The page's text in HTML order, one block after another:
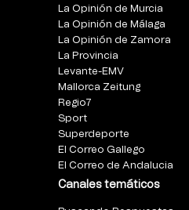
La Opinión de Murcia
La Opinión de Málaga
La Opinión de Zamora
La Provincia
Levante-EMV
Mallorca Zeitung
Regio7
Sport
Superdeporte
El Correo Gallego
El Correo de Andalucia
Canales temáticos